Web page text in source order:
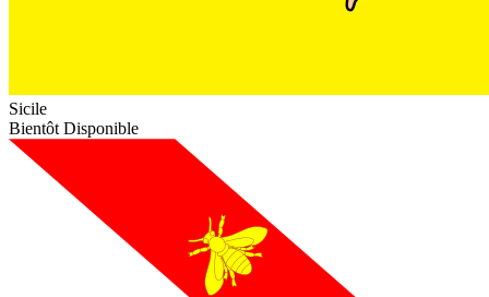
Sicile
Bientôt Disponible